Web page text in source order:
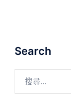
Search